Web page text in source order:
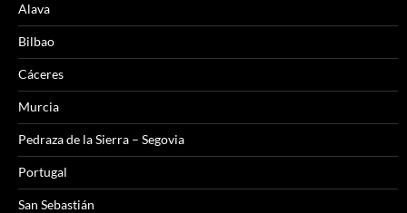
Alava
Bilbao
Cáceres
Murcia
Pedraza de la Sierra – Segovia
Portugal
San Sebastián